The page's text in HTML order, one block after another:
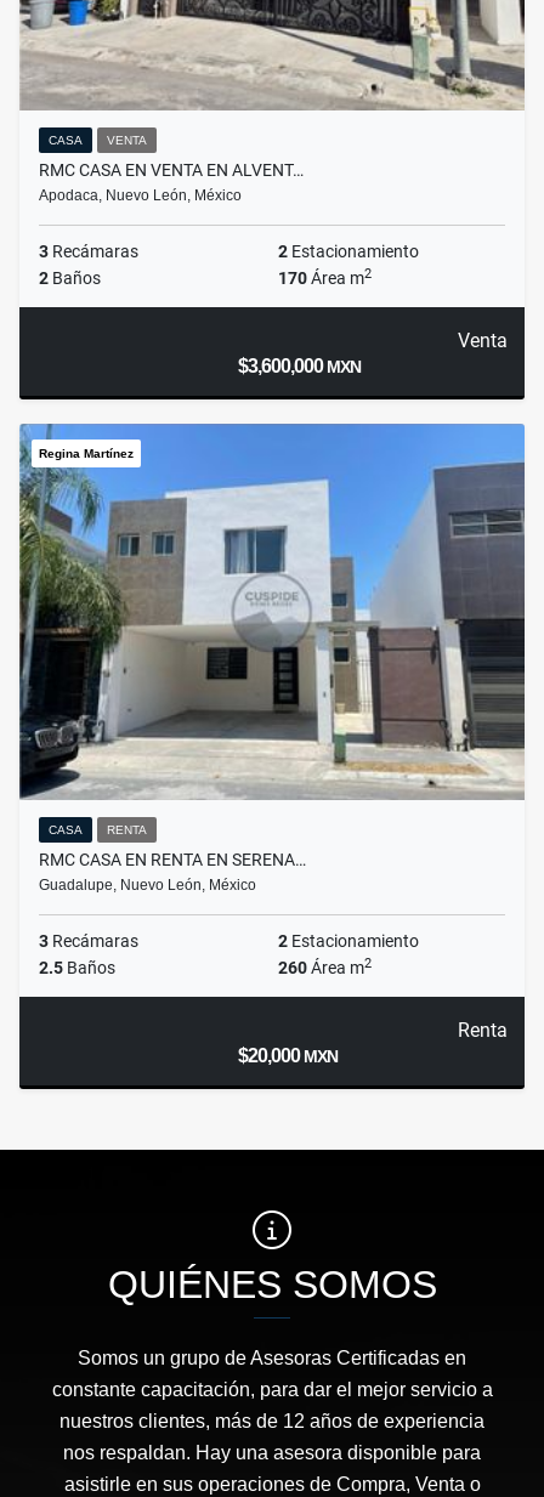
CASA VENTA
RMC CASA EN VENTA EN ALVENT…
Apodaca, Nuevo León, México
3 Recámaras 2 Estacionamiento
2 Baños 170Área m2
Venta
$3,600,000MXN
Regina Martínez
CASA RENTA
RMC CASA EN RENTA EN SERENA…
Guadalupe, Nuevo León, México
3 Recámaras 2 Estacionamiento
2.5 Baños 260Área m2
Renta
$20,000MXN
QUIÉNES SOMOS
Somos un grupo de Asesoras Certificadas en
constante capacitación, para dar el mejor servicio a
nuestros clientes, más de 12 años de experiencia
nos respaldan. Hay una asesora disponible para
asistirle en sus operaciones de Compra, Venta o